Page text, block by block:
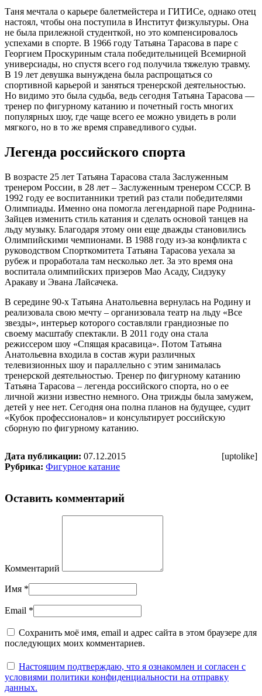
Таня мечтала о карьере балетмейстера и ГИТИСе, однако отец
настоял, чтобы она поступила в Институт физкультуры. Она
не была прилежной студенткой, но это компенсировалось
успехами в спорте. В 1966 году Татьяна Тарасова в паре с
Георгием Проскуриным стала победительницей Всемирной
универсиады, но спустя всего год получила тяжелую травму.
В 19 лет девушка вынуждена была распрощаться со
спортивной карьерой и заняться тренерской деятельностью.
Но видимо это была судьба, ведь сегодня Татьяна Тарасова —
тренер по фигурному катанию и почетный гость многих
популярных шоу, где чаще всего ее можно увидеть в роли
мягкого, но в то же время справедливого судьи.
Легенда российского спорта
В возрасте 25 лет Татьяна Тарасова стала Заслуженным
тренером России, в 28 лет – Заслуженным тренером СССР. В
1992 году ее воспитанники третий раз стали победителями
Олимпиады. Именно она помогла легендарной паре Роднина-
Зайцев изменить стиль катания и сделать основой танцев на
льду музыку. Благодаря этому они еще дважды становились
Олимпийскими чемпионами. В 1988 году из-за конфликта с
руководством Спорткомитета Татьяна Тарасова уехала за
рубеж и проработала там несколько лет. За это время она
воспитала олимпийских призеров Мао Асаду, Сидзуку
Аракаву и Эвана Лайсачека.
В середине 90-х Татьяна Анатольевна вернулась на Родину и
реализовала свою мечту – организовала театр на льду «Все
звезды», интерьер которого составляли грандиозные по
своему масштабу спектакли. В 2011 году она стала
режиссером шоу «Спящая красавица». Потом Татьяна
Анатольевна входила в состав жури различных
телевизионных шоу и параллельно с этим занималась
тренерской деятельностью. Тренер по фигурному катанию
Татьяна Тарасова – легенда российского спорта, но о ее
личной жизни известно немного. Она трижды была замужем,
детей у нее нет. Сегодня она полна планов на будущее, судит
«Кубок профессионалов» и консультирует российскую
сборную по фигурному катанию.
Дата публикации: 07.12.2015
Рубрика: Фигурное катание
[uptolike]
Оставить комментарий
Комментарий
Имя *
Email *
Сохранить моё имя, email и адрес сайта в этом браузере для
последующих моих комментариев.
Настоящим подтверждаю, что я ознакомлен и согласен с
условиями политики конфиденциальности на отправку
данных.